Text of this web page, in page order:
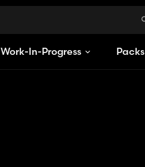
Work-In-Progress Packs